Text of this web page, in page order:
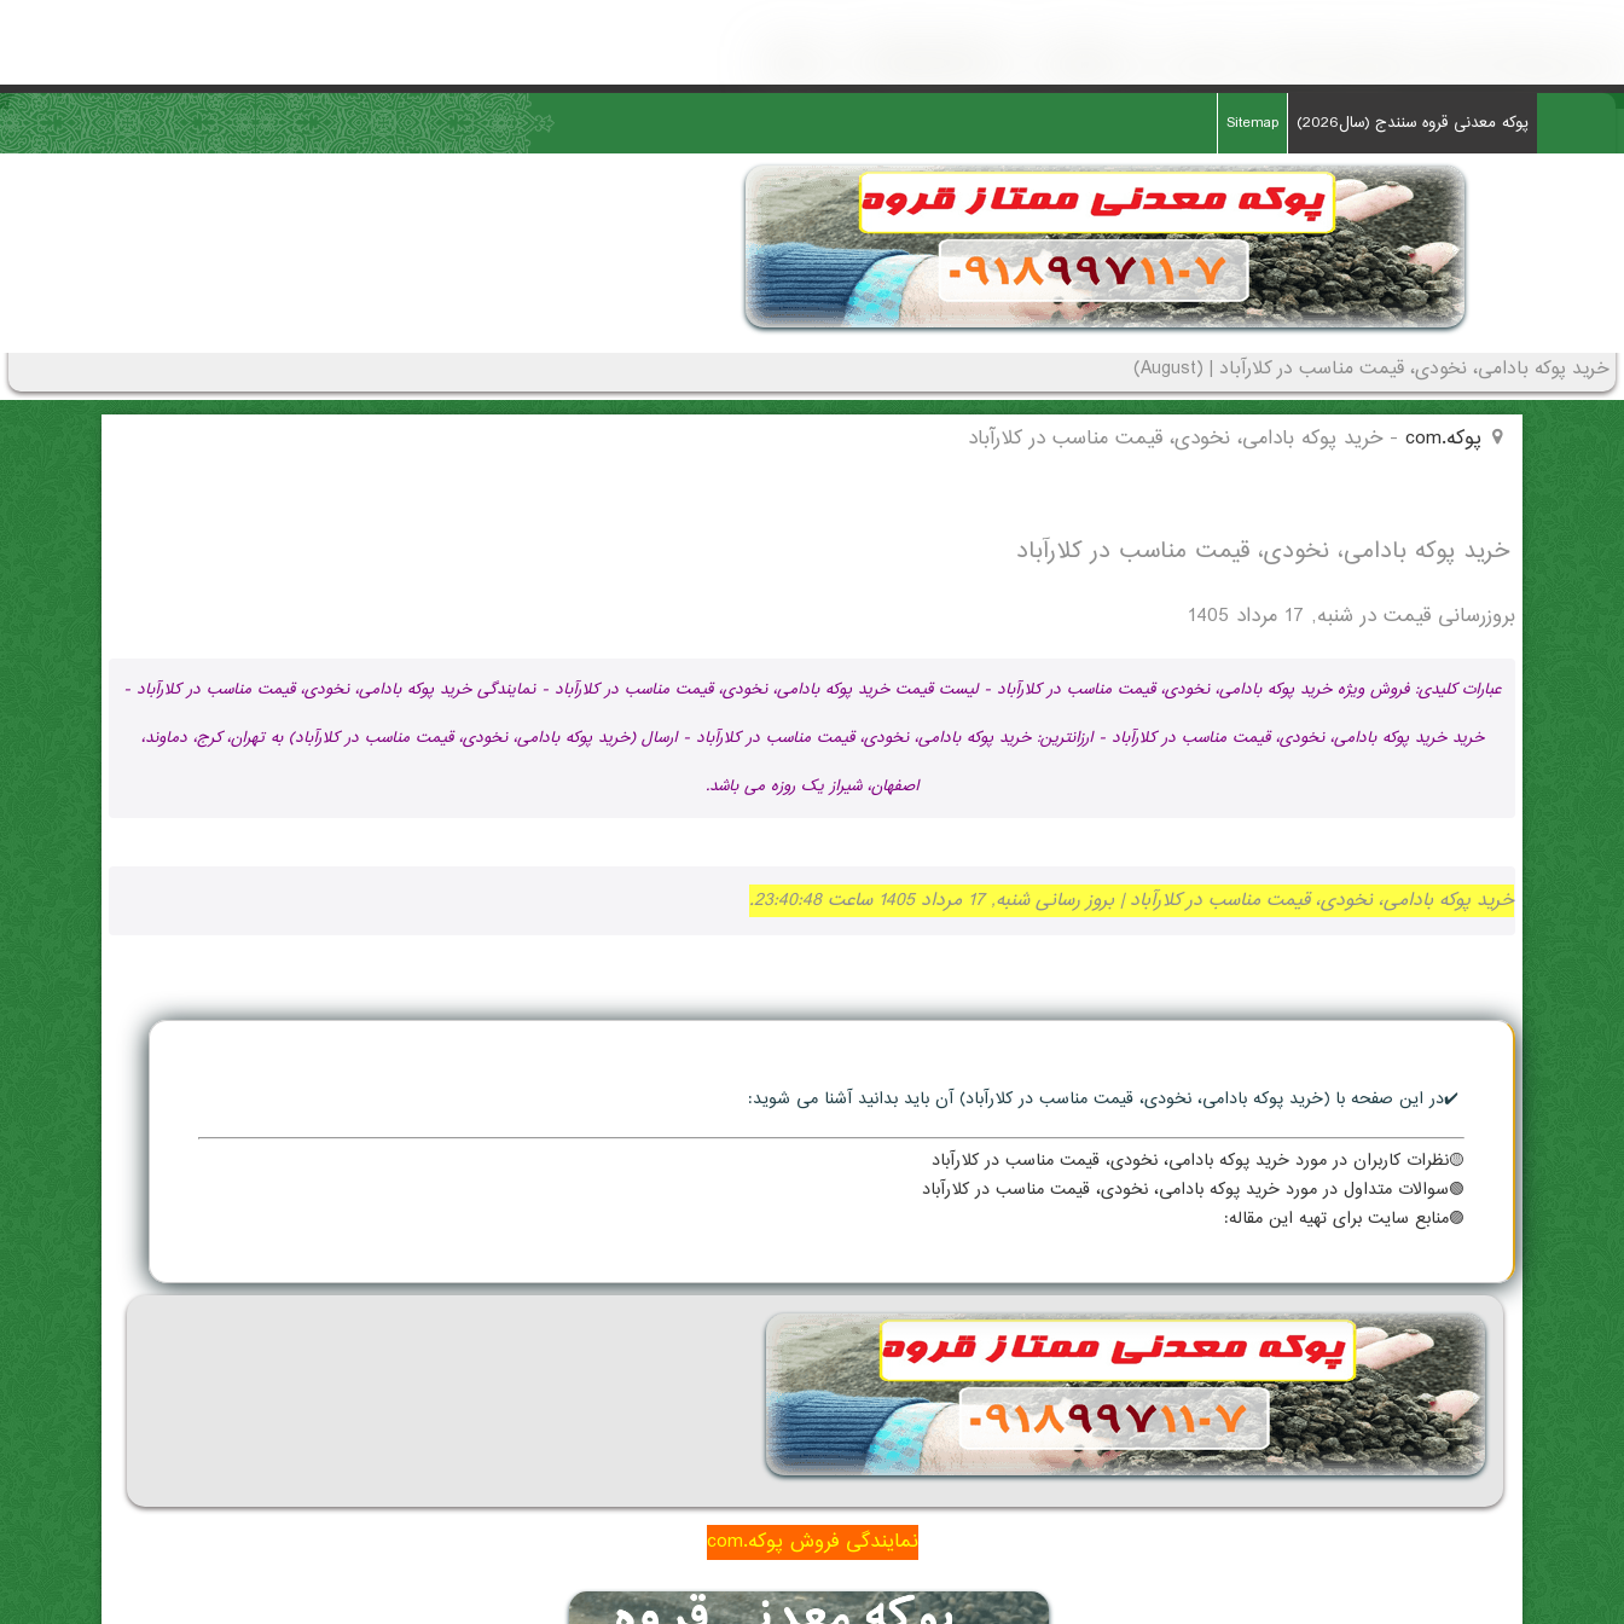
پوکه معدنی قروه سنندج (سال2026) Sitemap
خرید پوکه بادامی، نخودی، قیمت مناسب در كلارآباد | (August)
پوکه.com -خرید پوکه بادامی، نخودی، قیمت مناسب در كلارآباد
خرید پوکه بادامی، نخودی، قیمت مناسب در كلارآباد
بروزرسانی قیمت در شنبه, 17 مرداد 1405
عبارات کلیدی: فروش ویژه خرید پوکه بادامی، نخودی، قیمت مناسب در كلارآباد - لیست قیمت خرید پوکه بادامی، نخودی، قیمت مناسب در كلارآباد - نمایندگی خرید پوکه بادامی، نخودی، قیمت مناسب در كلارآباد -
خرید خرید پوکه بادامی، نخودی، قیمت مناسب در كلارآباد - ارزانترین: خرید پوکه بادامی، نخودی، قیمت مناسب در كلارآباد - ارسال (خرید پوکه بادامی، نخودی، قیمت مناسب در كلارآباد) به تهران، کرج، دماوند،
اصفهان، شیراز یک روزه می باشد.
خرید پوکه بادامی، نخودی، قیمت مناسب در كلارآباد | بروز رسانی شنبه, 17 مرداد 1405 ساعت 23:40:48.
✔️در این صفحه با (خرید پوکه بادامی، نخودی، قیمت مناسب در كلارآباد) آن باید بدانید آشنا می شوید:
🟡نظرات کاربران در مورد خرید پوکه بادامی، نخودی، قیمت مناسب در كلارآباد
🟢سوالات متداول در مورد خرید پوکه بادامی، نخودی، قیمت مناسب در كلارآباد
🟣منابع سایت برای تهیه این مقاله:
نمایندگی فروش پوکه.com